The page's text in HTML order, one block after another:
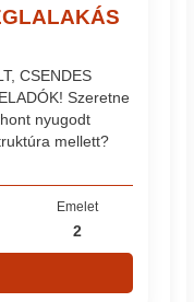
CSENDES
Szeretne
nyugodt
mellett?
Emelet
2